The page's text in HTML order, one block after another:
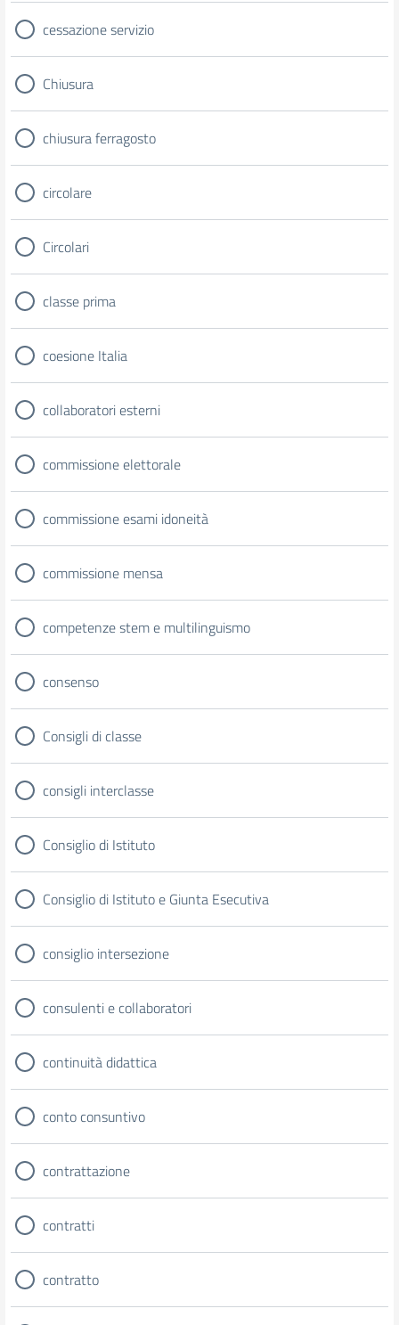
cessazione servizio
Chiusura
chiusura ferragosto
circolare
Circolari
classe prima
coesione Italia
collaboratori esterni
commissione elettorale
commissione esami idoneità
commissione mensa
competenze stem e multilinguismo
consenso
Consigli di classe
consigli interclasse
Consiglio di Istituto
Consiglio di Istituto e Giunta Esecutiva
consiglio intersezione
consulenti e collaboratori
continuità didattica
conto consuntivo
contrattazione
contratti
contratto